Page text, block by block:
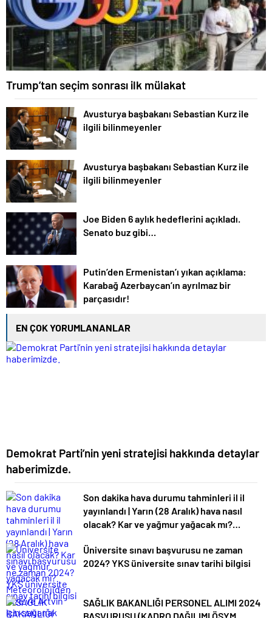
Trump’tan seçim sonrası ilk mülakat
Avusturya başbakanı Sebastian Kurz ile
ilgili bilinmeyenler
Avusturya başbakanı Sebastian Kurz ile
ilgili bilinmeyenler
Joe Biden 6 aylık hedeflerini açıkladı.
Senato buz gibi…
Putin’den Ermenistan’ı yıkan açıklama:
Karabağ Azerbaycan’ın ayrılmaz bir
parçasıdır!
EN ÇOK YORUMLANANLAR
Demokrat Parti’nin yeni stratejisi hakkında detaylar
haberimizde.
Son dakika hava durumu tahminleri il il
yayınlandı | Yarın (28 Aralık) hava nasıl
olacak? Kar ve yağmur yağacak mı?
uyarısı!
Üniversite sınavı başvurusu ne zaman
2024? YKS üniversite sınav tarihi bilgisi
SAĞLIK BAKANLIĞI PERSONEL ALIMI 2024
BAŞVURUSU (KADRO DAĞILIMI ÖSYM